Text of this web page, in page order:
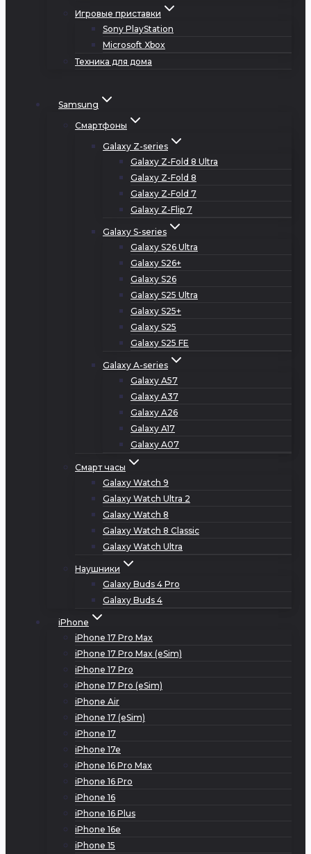
Игровые приставки
Sony PlayStation
Microsoft Xbox
Техника для дома
Samsung
Смартфоны
Galaxy Z-series
Galaxy Z-Fold 8 Ultra
Galaxy Z-Fold 8
Galaxy Z-Fold 7
Galaxy Z-Flip 7
Galaxy S-series
Galaxy S26 Ultra
Galaxy S26+
Galaxy S26
Galaxy S25 Ultra
Galaxy S25+
Galaxy S25
Galaxy S25 FE
Galaxy A-series
Galaxy A57
Galaxy A37
Galaxy A26
Galaxy A17
Galaxy A07
Смарт часы
Galaxy Watch 9
Galaxy Watch Ultra 2
Galaxy Watch 8
Galaxy Watch 8 Classic
Galaxy Watch Ultra
Наушники
Galaxy Buds 4 Pro
Galaxy Buds 4
iPhone
iPhone 17 Pro Max
iPhone 17 Pro Max (eSim)
iPhone 17 Pro
iPhone 17 Pro (eSim)
iPhone Air
iPhone 17 (eSim)
iPhone 17
iPhone 17e
iPhone 16 Pro Max
iPhone 16 Pro
iPhone 16
iPhone 16 Plus
iPhone 16e
iPhone 15